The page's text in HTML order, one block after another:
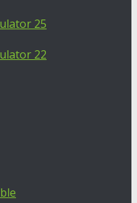
25
22